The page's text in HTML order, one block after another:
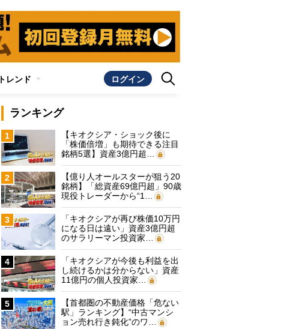
トレンド ログイン
ランキング
1
【キオクシア・ショック後に
「株価倍増」も期待できる注目
銘柄5選】資産3億円超…
2
【億り人オールスターが狙う20
銘柄】「総資産69億円超」90歳
現役トレーダーから“1…
3
「キオクシアが再び株価10万円
になる日は遠い」資産3億円超
のサラリーマン投資家…
4
「キオクシアが今後も利益を出
し続けるかは分からない」資産
11億円の個人投資家…
5
【首都圏の不動産価格「危ない
駅」ランキング】“中古マンシ
ョン売れ行き鈍化”のワ…